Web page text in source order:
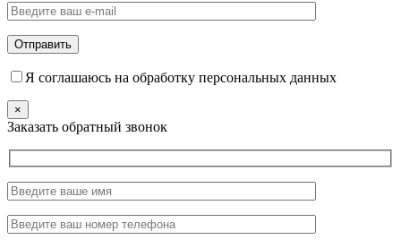
Я соглашаюсь на обработку персональных данных
×
Заказать обратный звонок